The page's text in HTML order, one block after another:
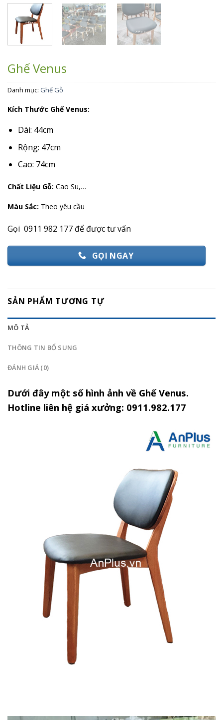
Ghế Venus
Danh mục: Ghế Gỗ
Kích Thước Ghế Venus:
Dài: 44cm
Rộng: 47cm
Cao: 74cm
Chất Liệu Gỗ: Cao Su,…
Màu Sắc: Theo yêu cầu
Gọi 0911 982 177 để được tư vấn
GỌI NGAY
SẢN PHẨM TƯƠNG TỰ
MÔ TẢ
THÔNG TIN BỔ SUNG
ĐÁNH GIÁ (0)
Dưới đây một số hình ảnh về Ghế Venus.
Hotline liên hệ giá xưởng: 0911.982.177